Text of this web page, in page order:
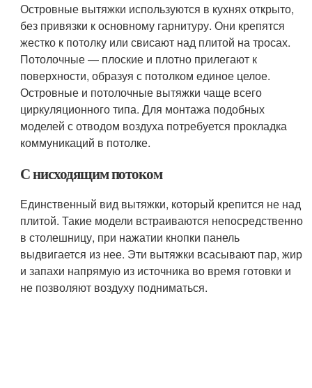
Островные вытяжки используются в кухнях открыто,
без привязки к основному гарнитуру. Они крепятся
жестко к потолку или свисают над плитой на тросах.
Потолочные — плоские и плотно прилегают к
поверхности, образуя с потолком единое целое.
Островные и потолочные вытяжки чаще всего
циркуляционного типа. Для монтажа подобных
моделей с отводом воздуха потребуется прокладка
коммуникаций в потолке.
С нисходящим потоком
Единственный вид вытяжки, который крепится не над
плитой. Такие модели встраиваются непосредственно
в столешницу, при нажатии кнопки панель
выдвигается из нее. Эти вытяжки всасывают пар, жир
и запахи напрямую из источника во время готовки и
не позволяют воздуху подниматься.